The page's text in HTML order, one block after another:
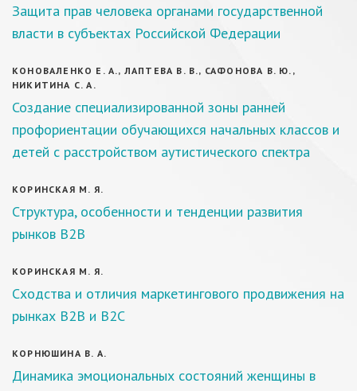
Защита прав человека органами государственной
власти в субъектах Российской Федерации
КОНОВАЛЕНКО Е. А., ЛАПТЕВА В. В., САФОНОВА В. Ю.,
НИКИТИНА С. А.
Создание специализированной зоны ранней
профориентации обучающихся начальных классов и
детей с расстройством аутистического спектра
КОРИНСКАЯ М. Я.
Структура, особенности и тенденции развития
рынков В2В
КОРИНСКАЯ М. Я.
Сходства и отличия маркетингового продвижения на
рынках В2В и В2С
КОРНЮШИНА В. А.
Динамика эмоциональных состояний женщины в